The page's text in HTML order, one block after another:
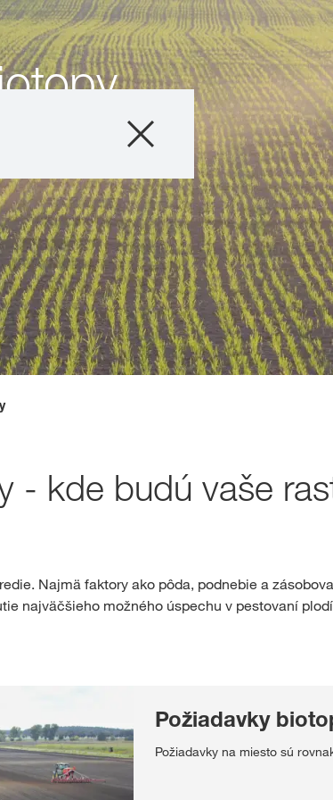
Produkty
Poradenstvo
Príbehy a
Digitálne služby
O nás
Exkluzívny
skupiny
kws.com/
- kde budú vaše
Najmä faktory ako pôda, podnebie a
najväčšieho možného úspechu v pestovaní
Požiadavky
Požiadavky na miesto sú